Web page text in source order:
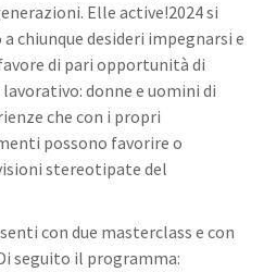
Elle active!2024 si
chiunque desideri impegnarsi e
di pari opportunità di
donne e uomini di
che con i propri
possono favorire o
stereotipate del
con due masterclass e con
seguito il programma: